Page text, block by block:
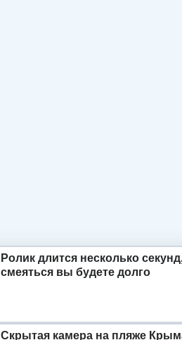
Ролик длится несколько
смеяться вы будете долго
Скрытая камера на пляже